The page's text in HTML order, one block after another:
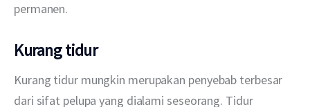
permanen.
Kurang tidur
Kurang tidur mungkin merupakan penyebab terbesar
dari sifat pelupa yang dialami seseorang. Tidur